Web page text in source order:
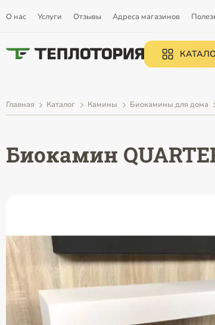
О нас Услуги Отзывы Адреса магазинов
Главная Каталог Камины Биокамины для дома
Биокамин